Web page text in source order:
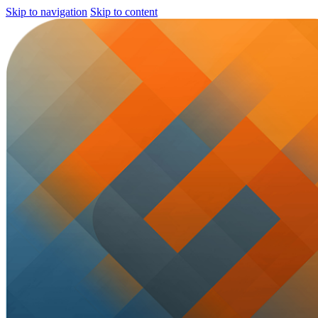
Skip to navigation Skip to content